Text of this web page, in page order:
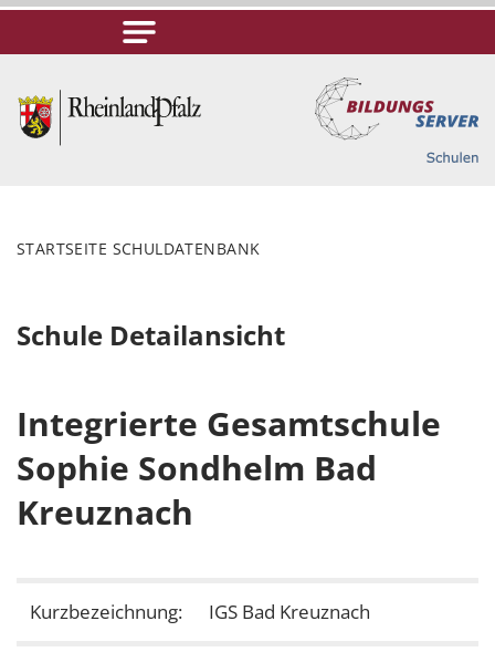
STARTSEITE SCHULDATENBANK
Schule Detailansicht
Integrierte Gesamtschule
Sophie Sondhelm Bad
Kreuznach
Kurzbezeichnung: IGS Bad Kreuznach